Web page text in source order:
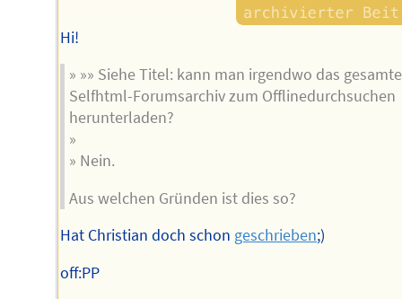
Hi!
» »» Siehe Titel: kann man irgendwo das gesamte
Selfhtml-Forumsarchiv zum Offlinedurchsuchen
herunterladen?
»
» Nein.
Aus welchen Gründen ist dies so?
Hat Christian doch schon geschrieben;)
off:PP